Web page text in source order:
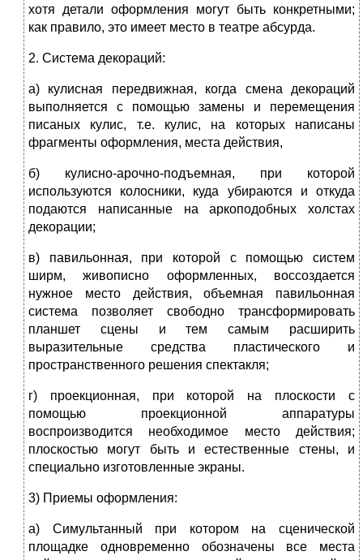
хотя детали оформления могут быть конкретными;
как правило, это имеет место в театре абсурда.
2. Система декораций:
а) кулисная передвижная, когда смена декораций
выполняется с помощью замены и перемещения
писаных кулис, т.е. кулис, на которых написаны
фрагменты оформления, места действия,
б) кулисно-арочно-подъемная, при которой
используются колосники, куда убираются и откуда
подаются написанные на аркоподобных холстах
декорации;
в) павильонная, при которой с помощью систем
ширм, живописно оформленных, воссоздается
нужное место действия, объемная павильонная
система позволяет свободно трансформировать
планшет сцены и тем самым расширить
выразительные средства пластического и
пространственного решения спектакля;
г) проекционная, при которой на плоскости с
помощью проекционной аппаратуры
воспроизводится необходимое место действия;
плоскостью могут быть и естественные стены, и
специально изготовленные экраны.
3) Приемы оформления:
а) Симультанный при котором на сценической
площадке одновременно обозначены все
места